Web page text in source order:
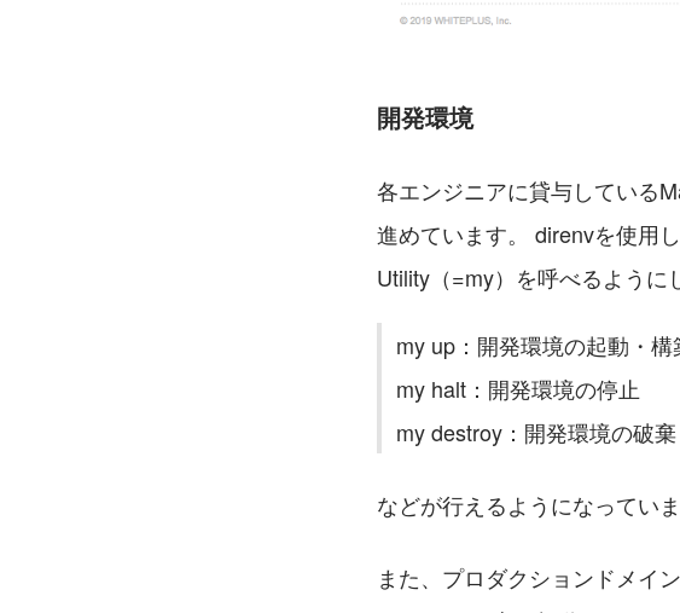
開発環境
各エンジニアに貸与している
進めています。 direnvを使用
Utility（=my）を呼べるように
my up：開発環境の起動・構
my halt：開発環境の停止
my destroy：開発環境の破棄
などが行えるようになっていま
また、プロダクションドメイ